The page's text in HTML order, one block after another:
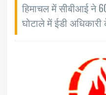
हिमाचल में सीबीआई ने
घोटाले में ईडी